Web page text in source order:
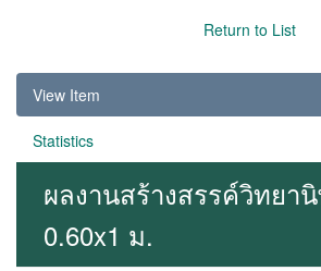
Return to List
View Item
Statistics
ผลงานสร้างสรรค์วิทยา
0.60x1 ม.